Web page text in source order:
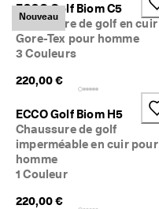
Nouveau
ECCO Golf Biom C5
Chaussure de golf en cuir
Gore-Tex pour homme
3 Couleurs
220,00 €
ECCO Golf Biom H5
Chaussure de golf
imperméable en cuir pour
homme
1 Couleur
220,00 €